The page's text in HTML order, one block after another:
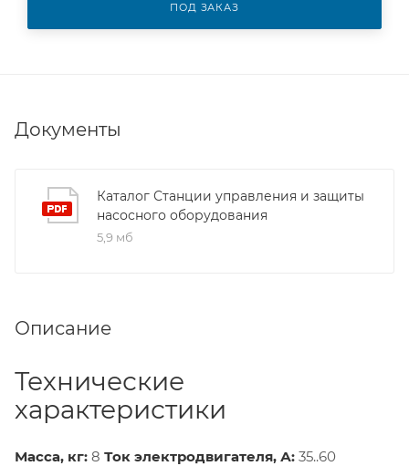
ПОД ЗАКАЗ
Документы
Каталог Станции управления и защиты
насосного оборудования
5,9 мб
Описание
Технические
характеристики
Масса, кг: 8 Ток электродвигателя, А: 35..60